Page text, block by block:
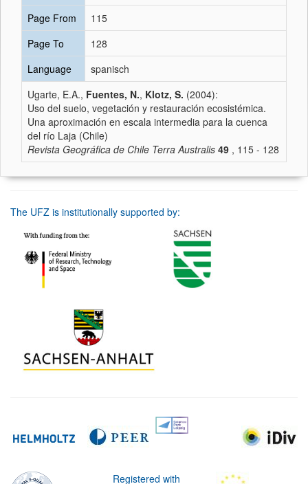
Page From
115
Page To
128
Language
spanisch
Ugarte, E.A., Fuentes, N., Klotz, S. (2004):
Uso del suelo, vegetación y restauración ecosistémica.
Una aproximación en escala intermedia para la cuenca
del río Laja (Chile)
Revista Geográfica de Chile Terra Australis 49 , 115 - 128
The UFZ is institutionally supported by:
Registered with